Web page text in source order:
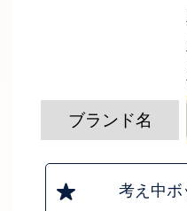
ブランド名
考え中ボ